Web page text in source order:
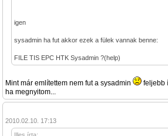
igen
sysadmin ha fut akkor ezek a fülek vannak benne:
FILE TIS EPC HTK Sysadmin ?(help)
Mint már említettem nem fut a sysadmin
feljebb
ha megnyitom...
2010.02.10. 17:13